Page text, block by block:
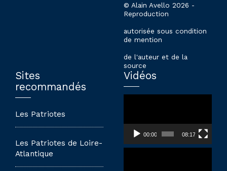
© Alain Avello 2026 -
Reproduction
autorisée sous condition
de mention
de l'auteur et de la
source
Sites
recommandés
Les Patriotes
Les Patriotes de Loire-
Atlantique
Vidéos
00:00 08:17